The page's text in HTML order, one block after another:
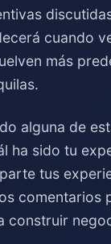
cuando
más
alguna de
ha sido tu
tus
comentarios
construir